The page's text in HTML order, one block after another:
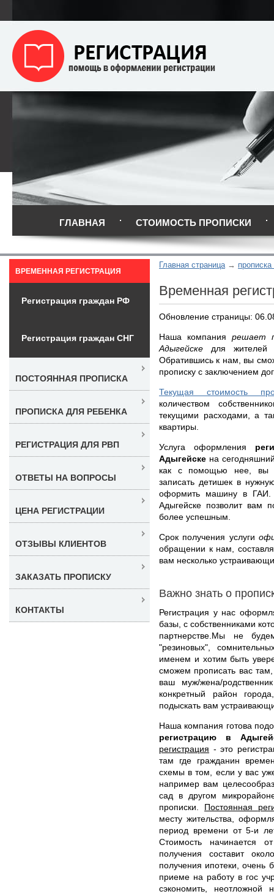
ГЛАВНАЯ СТОИМОСТЬ ПРОПИСКИ
Главная страница
Временная
Обновление страницы:
Наша компаниярешает
Адыгейске для жителей
Обратившись к нам, вы
прописку с заключением
Текущая стоимость
количеством
текущими расходами, а
квартиры.
Услуга оформления
Адыгейске на
как с помощью нее, вы
записать детишек в
оформить машину в
Адыгейске позволит вам
более успешным.
Срок получения услуги
обращении к нам,
вам несколько
Важно знать о
Регистрация у нас
базы, с собственниками
партнерстве.Мы не
"резиновых",
именем и хотим быть
сможем прописать вас
ваш муж/жена/
конкретный район
подыскать вам
Наша компания готова
регистрацию в
регистрация - это
там где гражданин
схемы в том, если у вас
например вам
сад в другом
прописки. Постоянная
месту жительства,
период времени от 5-и
Стоимость начинается
получения составит
получения ипотеки, очень
приеме на работу в гос
сэкономить, неотложной
ВРЕМЕННАЯ РЕГИСТРАЦИЯ
Регистрация граждан РФ
Регистрация граждан СНГ
ПОСТОЯННАЯ ПРОПИСКА
ПРОПИСКА ДЛЯ РЕБЕНКА
РЕГИСТРАЦИЯ ДЛЯ РВП
ОТВЕТЫ НА ВОПРОСЫ
ЦЕНА РЕГИСТРАЦИИ
ОТЗЫВЫ КЛИЕНТОВ
ЗАКАЗАТЬ ПРОПИСКУ
КОНТАКТЫ